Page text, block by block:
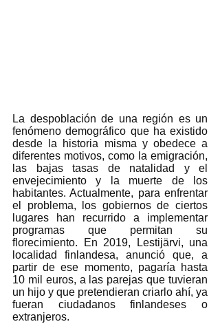
La despoblación de una región es un
fenómeno demográfico que ha existido
desde la historia misma y obedece a
diferentes motivos, como la emigración,
las bajas tasas de natalidad y el
envejecimiento y la muerte de los
habitantes. Actualmente, para enfrentar
el problema, los gobiernos de ciertos
lugares han recurrido a implementar
programas que permitan su
florecimiento. En 2019, Lestijärvi, una
localidad finlandesa, anunció que, a
partir de ese momento, pagaría hasta
10 mil euros, a las parejas que tuvieran
un hijo y que pretendieran criarlo ahí, ya
fueran ciudadanos finlandeses o
extranjeros.